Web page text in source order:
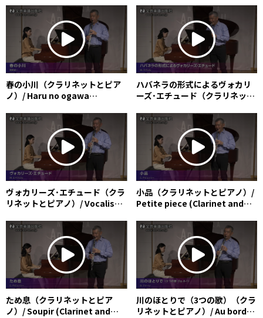
春の小川（クラリネットとピア
ノ）/ Haru no ogawa
ハバネラの形式によるヴォカリ
ーズ･エチュード（クラリネット
en forme de Habanera
(Clarinet and Piano)
ヴォカリーズ･エチュード（クラ
リネットとピアノ）/ Vocalise-
小品（クラリネットとピアノ）/
Petite piece (Clarinet and
ため息（クラリネットとピア
ノ）/ Soupir (Clarinet and
川のほとりで（3つの歌）（クラ
リネットとピアノ）/ Au bord